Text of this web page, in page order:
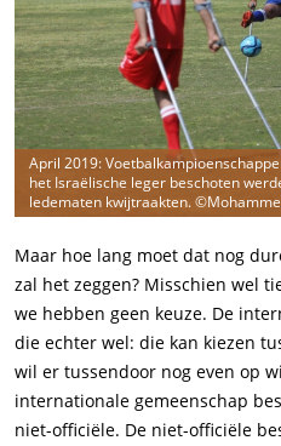
April 2019:
het Israëlische leger beschoten
ledematen kwijtraakten.
Maar hoe lang moet dat nog
zal het zeggen? Misschien wel
we hebben geen keuze. De
die echter wel: die kan kiezen
wil er tussendoor nog even op
internationale gemeenschap
niet-officiële. De niet-officiële